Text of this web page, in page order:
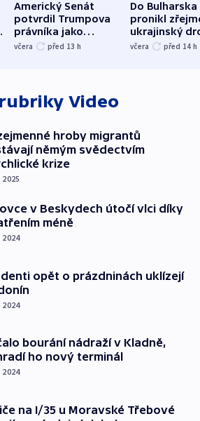
Americký Senát
potvrdil Trumpova
právníka jako
ministra
včera před 13 h
Do Bulharska
pronikl
ukrajinský
explodoval
včera před 14 h
Video
hroby migrantů
němým svědectvím
krize
2025
v Beskydech útočí vlci díky
méně
2024
opět o prázdninách uklízejí
2024
bourání nádraží v Kladně,
ho nový terminál
2024
na I/35 u Moravské Třebové